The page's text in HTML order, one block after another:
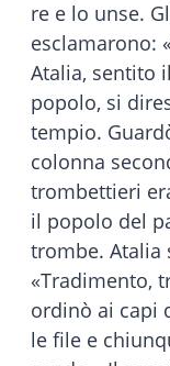
re e lo unse.
esclamarono:
Atalia, sentito
popolo, si
tempio.
colonna
trombettieri
il popolo del
trombe. Atalia
«Tradimento,
ordinò ai capi
le file e